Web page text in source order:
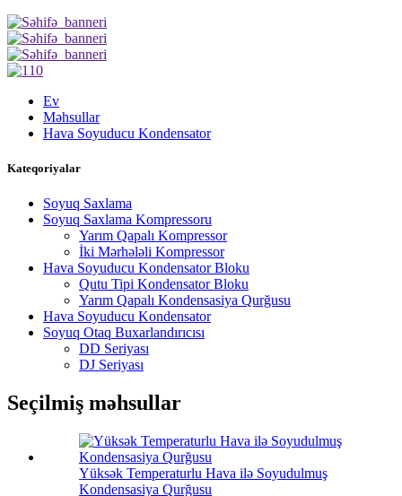
Ev
Məhsullar
Hava Soyuducu Kondensator
Kateqoriyalar
Soyuq Saxlama
Soyuq Saxlama Kompressoru
Yarım Qapalı Kompressor
İki Mərhələli Kompressor
Hava Soyuducu Kondensator Bloku
Qutu Tipi Kondensator Bloku
Yarım Qapalı Kondensasiya Qurğusu
Hava Soyuducu Kondensator
Soyuq Otaq Buxarlandırıcısı
DD Seriyası
DJ Seriyası
Seçilmiş məhsullar
Yüksək Temperaturlu Hava ilə Soyudulmuş
Kondensasiya Qurğusu